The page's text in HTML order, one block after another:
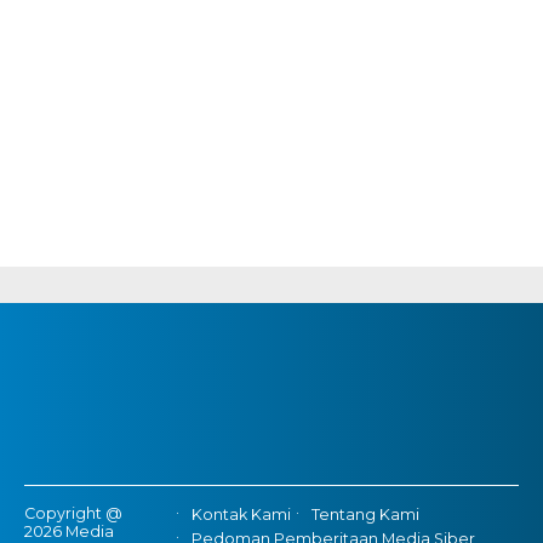
Copyright @
2026 Media
Kontak Kami
Tentang Kami
Pedoman Pemberitaan Media Siber